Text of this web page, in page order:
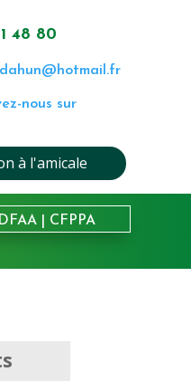
48 80
nous sur
à l'amicale
| CFPPA